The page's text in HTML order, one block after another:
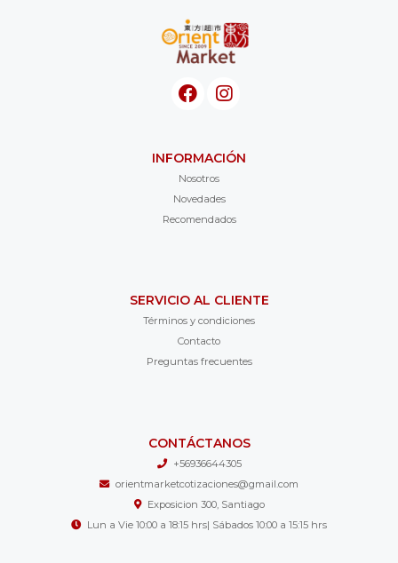
INFORMACIÓN
Nosotros
Novedades
Recomendados
SERVICIO AL CLIENTE
Términos y condiciones
Contacto
Preguntas frecuentes
CONTÁCTANOS
+56936644305
orientmarketcotizaciones@gmail.com
Exposicion 300, Santiago
Lun a Vie 10:00 a 18:15 hrs| Sábados 10:00 a 15:15 hrs